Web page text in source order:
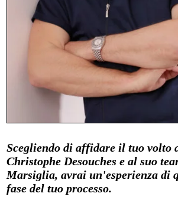
Scegliendo di affidare il tuo volto
Christophe Desouches e al suo
Marsiglia, avrai un'esperienza di
fase del tuo processo.